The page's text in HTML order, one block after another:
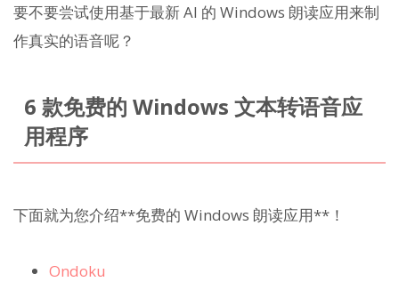
要不要尝试使用基于最新 AI 的 Windows 朗读应用来制
作真实的语音呢？
6 款免费的 Windows 文本转语音应
用程序
下面就为您介绍**免费的 Windows 朗读应用**！
Ondoku